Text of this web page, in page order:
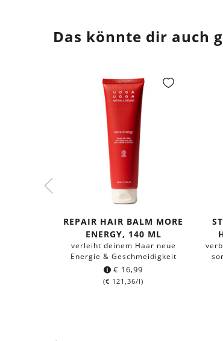
Das könnte dir auch
REPAIR HAIR BALM MORE
ENERGY, 140 ML
verleiht deinem Haar neue
Energie & Geschmeidigkeit
€ 16,99
(€ 121,36/l)